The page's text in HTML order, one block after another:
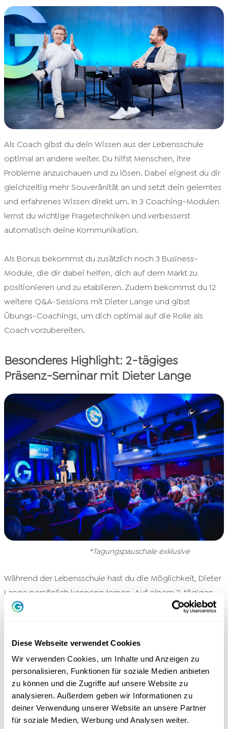
Diese Webseite verwendet Cookies
Wir verwenden Cookies, um Inhalte und Anzeigen zu
personalisieren, Funktionen für soziale Medien anbieten
zu können und die Zugriffe auf unsere Website zu
analysieren. Außerdem geben wir Informationen zu
deiner Verwendung unserer Website an unsere Partner
für soziale Medien, Werbung und Analysen weiter.
Als Coach gibst du dein Wissen aus der Lebensschule
optimal an andere weiter. Du hilfst Menschen, ihre
Probleme anzuschauen und zu lösen. Dabei eignest du dir
gleichzeitig mehr Souveränität an und setzt dein gelerntes
und erfahrenes Wissen direkt um. In 3 Coaching-Modulen
lernst du wichtige Fragetechniken und verbesserst
automatisch deine Kommunikation.
Als Bonus bekommst du zusätzlich noch 3 Business-
Module, die dir dabei helfen, dich auf dem Markt zu
positionieren und zu etablieren. Zudem bekommst du 12
weitere Q&A-Sessions mit Dieter Lange und gibst
Übungs-Coachings, um dich optimal auf die Rolle als
Coach vorzubereiten.
Besonderes Highlight: 2-tägiges
Präsenz-Seminar mit Dieter Lange
*Tagungspauschale exklusive
Während der Lebensschule hast du die Möglichkeit, Dieter
Lange persönlich kennenzulernen. Auf einem 2-tägigen
Präsenz-Seminar im Raum Köln kannst du deine
Mit den anderen Ausbildungs-Teilnehmern wirst du eine
einzigartige Atmosphäre erleben, dich austauschen und
persönlich über dich hinauswachsen. Durch die starke
Interaktion mit den anderen Teilnehmern hast du die
großartige Gelegenheit, inspirierende Persönlichkeiten